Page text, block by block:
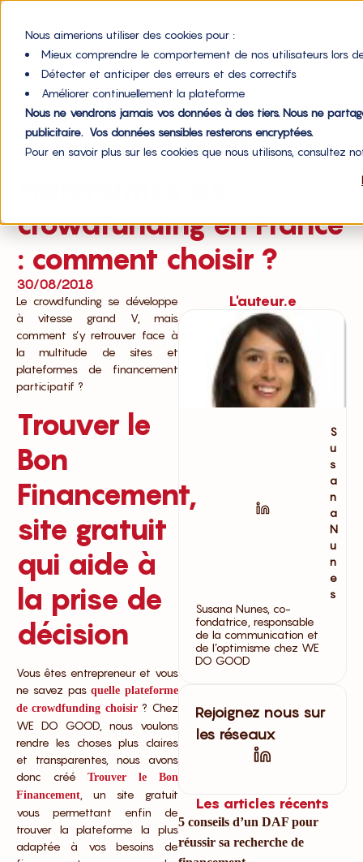
Nous aimerions utiliser des cookies pour :
Mieux comprendre le comportement de nos utilisateurs lors
Détecter et anticiper des erreurs et des correctifs
Améliorer continuellement la plateforme
Nous ne vendrons jamais vos données à des tiers. Nous ne
publicitaire. Vos données sensibles resterons encryptées.
Pour en savoir plus sur les cookies que nous utilisons, consultez
Financement
crowdfunding en France
: comment choisir ?
30/08/2018
Le crowdfunding se développe
à vitesse grand V, mais
comment s’y retrouver face à
la multitude de sites et
plateformes de financement
participatif ?
Trouver le
Bon
Financement,
site gratuit
qui aide à
la prise de
décision
Vous êtes entrepreneur et vous
ne savez pasquelle plateforme
de crowdfunding choisir? Chez
WE DO GOOD, nous voulons
rendre les choses plus claires
et transparentes, nous avons
donc crééTrouver le Bon
Financement , un site gratuit
vous permettant enfin de
trouver la plateforme la plus
adaptée à vos besoins de
L'auteur.e
S
u
s
a
n
a
N
u
n
e
s
Susana Nunes, co-
fondatrice, responsable
de la communication et
de l’optimisme chez WE
DO GOOD
Rejoignez nous sur
les réseaux
Les articles récents
5 conseils d’un DAF pour
réussir sa recherche de